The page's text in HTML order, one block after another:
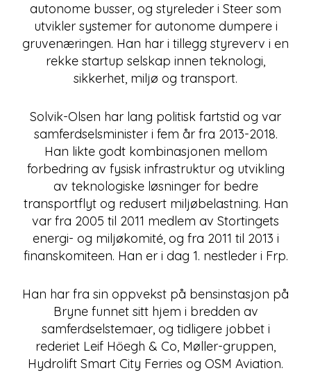
autonome busser, og styreleder i Steer som
utvikler systemer for autonome dumpere i
gruvenæringen. Han har i tillegg styreverv i en
rekke startup selskap innen teknologi,
sikkerhet, miljø og transport.
Solvik-Olsen har lang politisk fartstid og var
samferdselsminister i fem år fra 2013-2018.
Han likte godt kombinasjonen mellom
forbedring av fysisk infrastruktur og utvikling
av teknologiske løsninger for bedre
transportflyt og redusert miljøbelastning. Han
var fra 2005 til 2011 medlem av Stortingets
energi- og miljøkomité, og fra 2011 til 2013 i
finanskomiteen. Han er i dag 1. nestleder i Frp.
Han har fra sin oppvekst på bensinstasjon på
Bryne funnet sitt hjem i bredden av
samferdselstemaer, og tidligere jobbet i
rederiet Leif Höegh & Co, Møller-gruppen,
Hydrolift Smart City Ferries og OSM Aviation.